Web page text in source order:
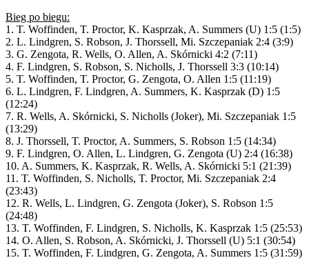
Bieg po biegu:
1. T. Woffinden, T. Proctor, K. Kasprzak, A. Summers (U) 1:5 (1:5)
2. L. Lindgren, S. Robson, J. Thorssell, Mi. Szczepaniak 2:4 (3:9)
3. G. Zengota, R. Wells, O. Allen, A. Skórnicki 4:2 (7:11)
4. F. Lindgren, S. Robson, S. Nicholls, J. Thorssell 3:3 (10:14)
5. T. Woffinden, T. Proctor, G. Zengota, O. Allen 1:5 (11:19)
6. L. Lindgren, F. Lindgren, A. Summers, K. Kasprzak (D) 1:5
(12:24)
7. R. Wells, A. Skórnicki, S. Nicholls (Joker), Mi. Szczepaniak 1:5
(13:29)
8. J. Thorssell, T. Proctor, A. Summers, S. Robson 1:5 (14:34)
9. F. Lindgren, O. Allen, L. Lindgren, G. Zengota (U) 2:4 (16:38)
10. A. Summers, K. Kasprzak, R. Wells, A. Skórnicki 5:1 (21:39)
11. T. Woffinden, S. Nicholls, T. Proctor, Mi. Szczepaniak 2:4
(23:43)
12. R. Wells, L. Lindgren, G. Zengota (Joker), S. Robson 1:5
(24:48)
13. T. Woffinden, F. Lindgren, S. Nicholls, K. Kasprzak 1:5 (25:53)
14. O. Allen, S. Robson, A. Skórnicki, J. Thorssell (U) 5:1 (30:54)
15. T. Woffinden, F. Lindgren, G. Zengota, A. Summers 1:5 (31:59)